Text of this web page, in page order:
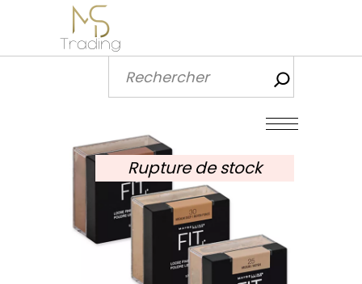
Rupture de stock